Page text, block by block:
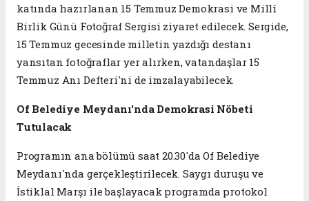
katında hazırlanan 15 Temmuz Demokrasi ve Millî
Birlik Günü Fotoğraf Sergisi ziyaret edilecek. Sergide,
15 Temmuz gecesinde milletin yazdığı destanı
yansıtan fotoğraflar yer alırken, vatandaşlar 15
Temmuz Anı Defteri'ni de imzalayabilecek.
Of Belediye Meydanı'nda Demokrasi Nöbeti
Tutulacak
Programın ana bölümü saat 20.30'da Of Belediye
Meydanı'nda gerçekleştirilecek. Saygı duruşu ve
İstiklal Marşı ile başlayacak programda protokol